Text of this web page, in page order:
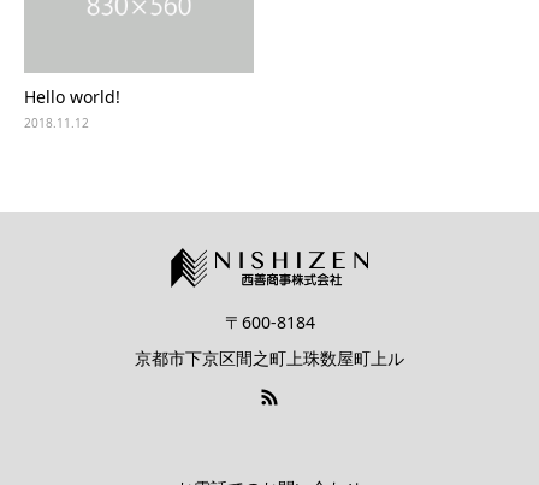
Hello world!
2018.11.12
〒600-8184
京都市下京区間之町上珠数屋町上ル